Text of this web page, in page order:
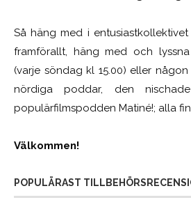
Så häng med i
framförallt, häng med och
(varje söndag kl 15.00) eller
nördiga poddar, den
populärfilmspodden Matiné!; alla
Välkommen!
POPULÄRAST